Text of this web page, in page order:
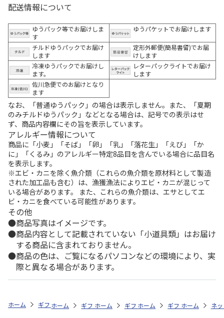
配送情報について
ゆうパック等でお届けしま
す
ゆうパケットでお届けします
チルドゆうパックでお届け
します
定形外郵便(簡易書留)でお届
けします
冷凍ゆうパックでお届けし
ます。
レターパックライトでお届け
します
佐川急便でのお届けとなり
ます
なお、「普通ゆうパック」の場合は表示しません。また、「夏期
のみチルドゆうパック」などとなる場合は、記号での表示はせ
ず、商品内容欄にその旨を表示しています。
アレルギー情報について
商品に「小麦」「そば」「卵」「乳」「落花生」「えび」「か
に」「くるみ」のアレルギー特定8品目を含んでいる場合に品目名
を表示します。
※エビ・カニを除く魚介類（これらの魚介類を原材料として製造
された加工品も含む）は、漁獲漁法によりエビ・カニが混じって
いる場合があります。 また、これらの魚介類は、エサとしてエ
ビ・カニを食べている可能性があります。
その他
商品写真はイメージです。
商品内容として記載されていない「小道具類」はお届け
する商品に含まれておりません。
商品の色は、ご覧になるパソコンなどの環境により、実
際と異なる場合があります。
ホーム ギフトストア お中元・夏ギフト特集 2026 うなぎ・魚・海鮮
ホーム ギフトストア お中元・夏ギフト特集 2026
ホーム ギフトストア お中元・夏ギフト
ホーム ギフトストア お
ホーム ネ